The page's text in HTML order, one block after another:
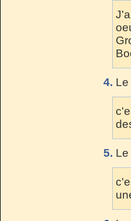
4.
5.